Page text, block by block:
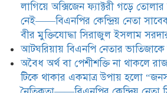
ভঙ্গুর দলকে প্রতিষ্ঠা এবং
করে স্বৈরাচারী শেখ
অপসারণ করেছিল সেই
সুদৃঢ় করার আহবান জানিয়েছেন—- বিএনপির
নির্বাহী কমিটির নেতা, সাবেক এমপি বীর
সিরাজুল ইসলাম সরদার
আদালত থেকে দেওয়া
লাগিয়ে অক্সিজেন ফ্যাক্টরী গড়ে
নেই——বিএনপির কেন্দ্রিয় নেতা
বীর মুক্তিযোদ্ধা সিরাজুল ইসলাম
আটঘরিয়ায় বিএনপি নেতার
​​অবৈধ অর্থ বা পেশীশক্তি না থাকলে
টিকে থাকার একমাত্র উপায় হলো